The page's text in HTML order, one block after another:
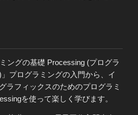
ングの基礎 Processing (プログラ
プログラミングの入門から、イ
ラフィックスのためのプログラミ
を使って楽しく学びます。